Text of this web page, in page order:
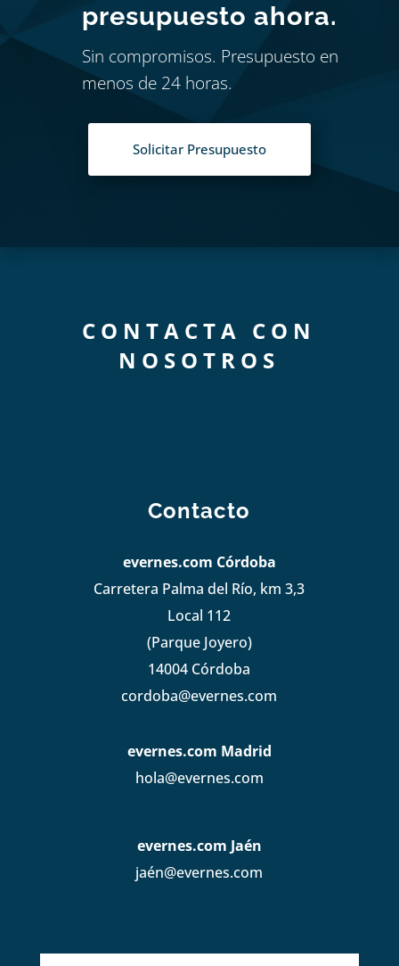
presupuesto ahora.
Sin compromisos. Presupuesto en
menos de 24 horas.
Solicitar Presupuesto
CONTACTA CON
NOSOTROS
Contacto
evernes.com Córdoba
Carretera Palma del Río, km 3,3
Local 112
(Parque Joyero)
14004 Córdoba
cordoba@evernes.com
evernes.com Madrid
hola@evernes.com
evernes.com Jaén
jaén@evernes.com